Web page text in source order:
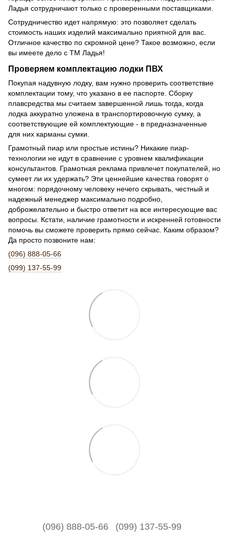
Ладья сотрудничают только с проверенными поставщиками.
Сотрудничество идет напрямую: это позволяет сделать
стоимость наших изделий максимально приятной для вас.
Отличное качество по скромной цене? Такое возможно, если
вы имеете дело с ТМ Ладья!
Проверяем комплектацию лодки ПВХ
Покупая надувную лодку, вам нужно проверить соответствие
комплектации тому, что указано в ее паспорте. Сборку
плавсредства мы считаем завершенной лишь тогда, когда
лодка аккуратно уложена в транспортировочную сумку, а
соответствующие ей комплектующие - в предназначенные
для них карманы сумки.
Грамотный пиар или простые истины? Никакие пиар-
технологии не идут в сравнение с уровнем квалификации
консультантов. Грамотная реклама привлечет покупателей, но
сумеет ли их удержать? Эти ценнейшие качества говорят о
многом: порядочному человеку нечего скрывать, честный и
надежный менеджер максимально подробно,
доброжелательно и быстро ответит на все интересующие вас
вопросы. Кстати, наличие грамотности и искренней готовности
помочь вы сможете проверить прямо сейчас. Каким образом?
Да просто позвоните нам:
(096) 888-05-66
(099) 137-55-99
(096) 888-05-66 (099) 137-55-99